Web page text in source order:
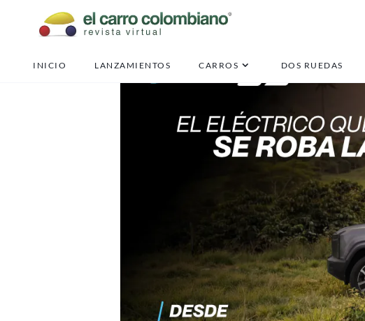
INICIO LANZAMIENTOS CARROS DOS RUEDAS